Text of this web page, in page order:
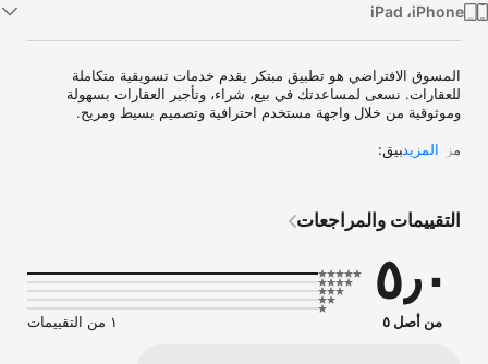
‏iPhone‏، ‏iPad
المسوق الافتراضي هو تطبيق مبتكر يقدم خدمات تسويقية متكاملة
للعقارات. نسعى لمساعدتك في بيع، شراء، وتأجير العقارات بسهولة
نحن ملتزمون بتقديم خدمات عالية الجودة لتحقيق الرضا التام لعملائنا،
وجعل عملية التسويق العقاري أسهل وأكثر كفاءة.
المزيد
التقييمات والمراجعات
٥٫٠
من أصل ٥ ١ من التقييمات